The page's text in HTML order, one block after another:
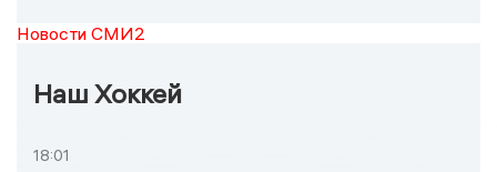
Новости СМИ2
Наш Хоккей
18:01